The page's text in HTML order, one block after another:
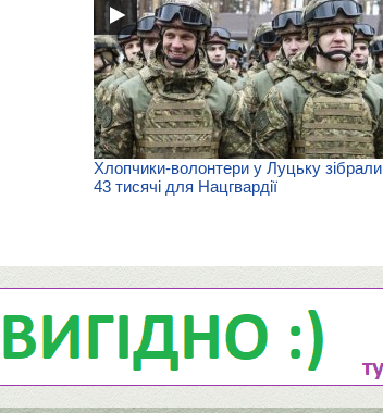
Хлопчики-волонтери у Луцьку зібрали
43 тисячі для Нацгвардії